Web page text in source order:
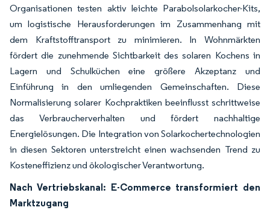
Organisationen testen aktiv leichte Parabolsolarkocher-Kits,
um logistische Herausforderungen im Zusammenhang mit
dem Kraftstofftransport zu minimieren. In Wohnmärkten
fördert die zunehmende Sichtbarkeit des solaren Kochens in
Lagern und Schulküchen eine größere Akzeptanz und
Einführung in den umliegenden Gemeinschaften. Diese
Normalisierung solarer Kochpraktiken beeinflusst schrittweise
das Verbraucherverhalten und fördert nachhaltige
Energielösungen. Die Integration von Solarkochertechnologien
in diesen Sektoren unterstreicht einen wachsenden Trend zu
Kosteneffizienz und ökologischer Verantwortung.
Nach Vertriebskanal: E-Commerce transformiert den
Marktzugang